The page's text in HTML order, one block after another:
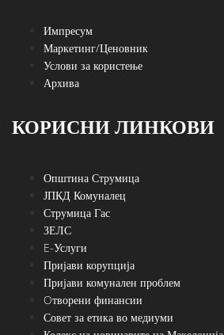
Импресум
Маркетинг/Ценовник
Услови за користење
Архива
КОРИСНИ ЛИНКОВИ
Општина Струмица
ЈПКД Комуналец
Струмица Гас
ЗЕЛС
E-Услуги
Пријави корупција
Пријави комунален проблем
Oтворени финансии
Совет за етика во медиуми